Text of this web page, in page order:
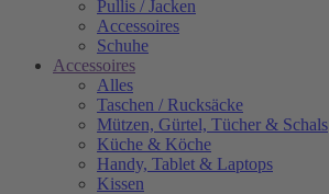
Pullis / Jacken
Accessoires
Schuhe
Accessoires
Alles
Taschen / Rucksäcke
Mützen, Gürtel, Tücher & Schals
Küche & Köche
Handy, Tablet & Laptops
Kissen